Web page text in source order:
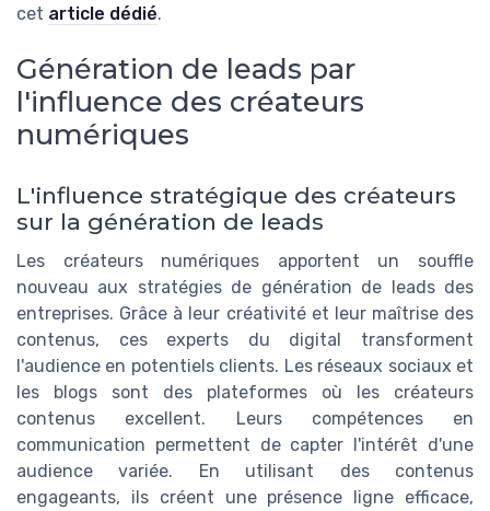
cet article dédié.
Génération de leads par
l'influence des créateurs
numériques
L'influence stratégique des créateurs
sur la génération de leads
Les créateurs numériques apportent un souffle
nouveau aux stratégies de génération de leads des
entreprises. Grâce à leur créativité et leur maîtrise des
contenus, ces experts du digital transforment
l'audience en potentiels clients. Les réseaux sociaux et
les blogs sont des plateformes où les créateurs
contenus excellent. Leurs compétences en
communication permettent de capter l'intérêt d'une
audience variée. En utilisant des contenus
engageants, ils créent une présence ligne efficace,